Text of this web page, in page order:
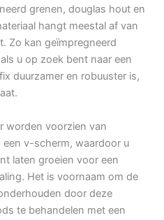
grenen, douglas hout en
hangt meestal af van
Zo kan geïmpregneerd
u op zoek bent naar een
duurzamer en robuuster is,
worden voorzien van
v-scherm, waardoor u
laten groeien voor een
Het is voornaam om de
door deze
te behandelen met een